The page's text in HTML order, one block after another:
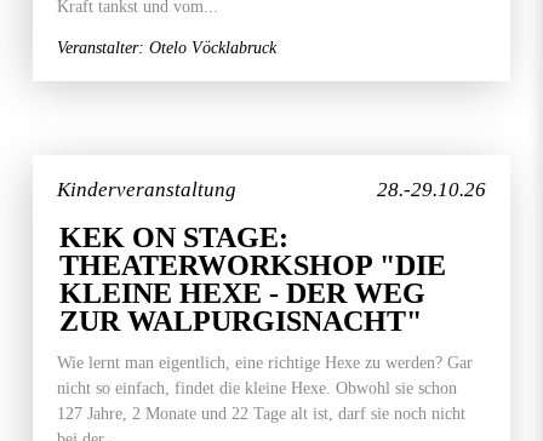
Kraft tankst und vom...
Veranstalter: Otelo Vöcklabruck
28.-29.10.26
Kinderveranstaltung
KEK ON STAGE:
THEATERWORKSHOP "DIE
KLEINE HEXE - DER WEG
ZUR WALPURGISNACHT"
Wie lernt man eigentlich, eine richtige Hexe zu werden? Gar
nicht so einfach, findet die kleine Hexe. Obwohl sie schon
127 Jahre, 2 Monate und 22 Tage alt ist, darf sie noch nicht